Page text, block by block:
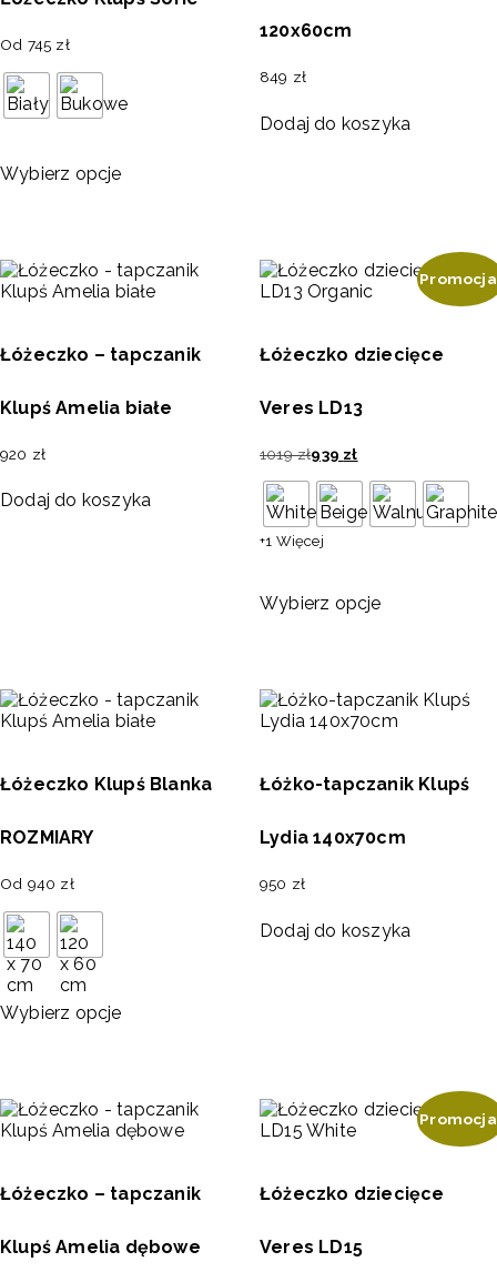
Od 745 zł
Wybierz opcje
120x60cm
849 zł
Dodaj do koszyka
Łóżeczko – tapczanik
Klupś Amelia białe
920 zł
Dodaj do koszyka
Łóżeczko dziecięce
Veres LD13
1019zł939 zł
+1 Więcej
Wybierz opcje
Łóżeczko Klupś Blanka
ROZMIARY
Od 940 zł
Wybierz opcje
Łóżko-tapczanik Klupś
Lydia 140x70cm
950 zł
Dodaj do koszyka
Łóżeczko – tapczanik
Klupś Amelia dębowe
Łóżeczko dziecięce
Veres LD15